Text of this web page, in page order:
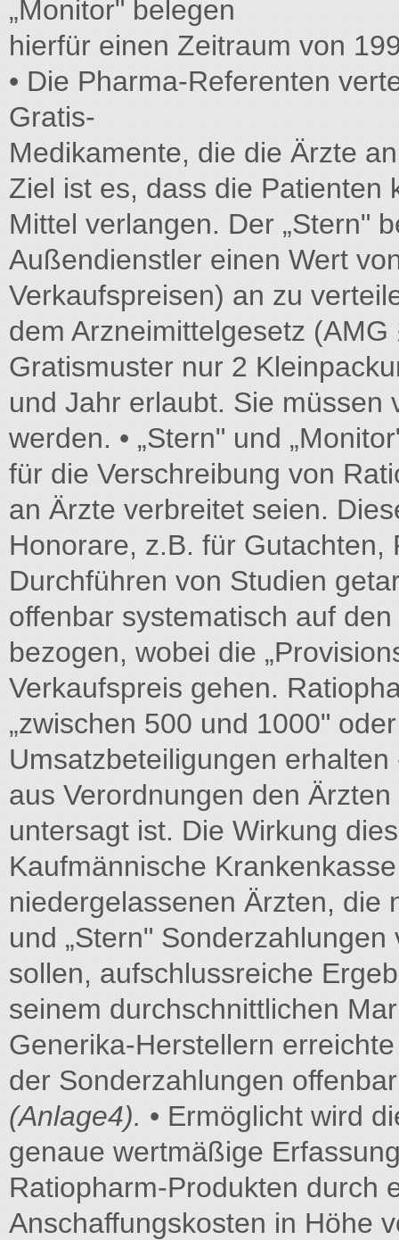
„Monitor" belegen
hierfür einen Zeitraum von
• Die Pharma-Referenten
Gratis-
Medikamente, die die Ärzte
Ziel ist es, dass die Patienten
Mittel verlangen. Der „Stern"
Außendienstler einen Wert
Verkaufspreisen) an zu
dem Arzneimittelgesetz
Gratismuster nur 2
und Jahr erlaubt. Sie müssen
werden. • „Stern" und
für die Verschreibung von
an Ärzte verbreitet seien.
Honorare, z.B. für
Durchführen von Studien
offenbar systematisch auf
bezogen, wobei die
Verkaufspreis gehen.
„zwischen 500 und 1000"
Umsatzbeteiligungen
aus Verordnungen den
untersagt ist. Die Wirkung
Kaufmännische
niedergelassenen Ärzten, die
und „Stern"
sollen, aufschlussreiche
seinem durchschnittlichen
Generika-Herstellern
der Sonderzahlungen
(Anlage4). • Ermöglicht wird
genaue wertmäßige
Ratiopharm-Produkten durch
Anschaffungskosten in Höhe